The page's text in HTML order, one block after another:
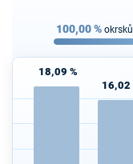
100,00%
18,09 %
16,02